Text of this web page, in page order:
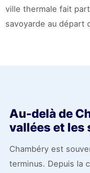
ville thermale fait
savoyarde au départ
Au-delà de
vallées et les
Chambéry est
terminus. Depuis la